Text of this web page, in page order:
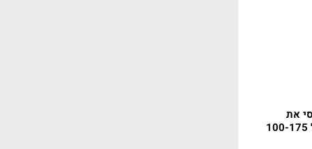
את
תחנת קרית גת: רווח של 100-175